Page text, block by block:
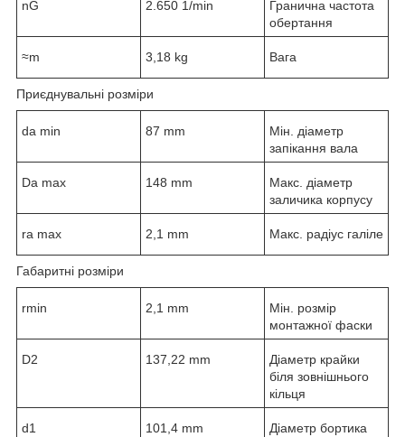
nG 2.650 1/min
Гранична частота
обертання
≈m 3,18 kg Вага
Приєднувальні розміри
da min 87 mm
Мін. діаметр
запікання вала
Da max 148 mm
Макс. діаметр
заличика корпусу
ra max 2,1 mm Макс. радіус галіле
Габаритні розміри
rmin 2,1 mm
Мін. розмір
монтажної фаски
D2 137,22 mm
Діаметр крайки
біля зовнішнього
кільця
d1 101,4 mm
Діаметр бортика